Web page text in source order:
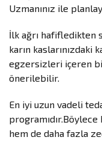
Uzmanınız ile
İlk ağrı hafifledikten
karın kaslarınızdaki
egzersizleri içeren
önerilebilir.
En iyi uzun vadeli
hem de daha fazla